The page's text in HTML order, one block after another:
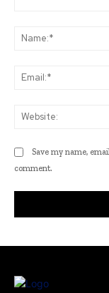
Save my name,
comment.